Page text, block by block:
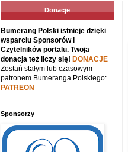
Donacje
Bumerang Polski istnieje dzięki
wsparciu Sponsorów i
Czytelników portalu. Twoja
donacja też liczy się! DONACJE
Zostań stałym lub czasowym
patronem Bumeranga Polskiego:
PATREON
Sponsorzy